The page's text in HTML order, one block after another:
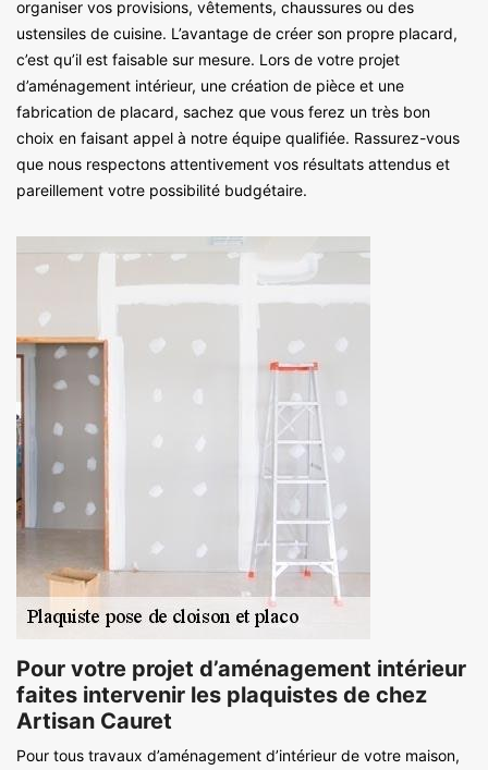
organiser vos provisions, vêtements, chaussures ou des
ustensiles de cuisine. L’avantage de créer son propre placard,
c’est qu’il est faisable sur mesure. Lors de votre projet
d’aménagement intérieur, une création de pièce et une
fabrication de placard, sachez que vous ferez un très bon
choix en faisant appel à notre équipe qualifiée. Rassurez-vous
que nous respectons attentivement vos résultats attendus et
pareillement votre possibilité budgétaire.
Pour votre projet d’aménagement intérieur
faites intervenir les plaquistes de chez
Artisan Cauret
Pour tous travaux d’aménagement d’intérieur de votre maison,